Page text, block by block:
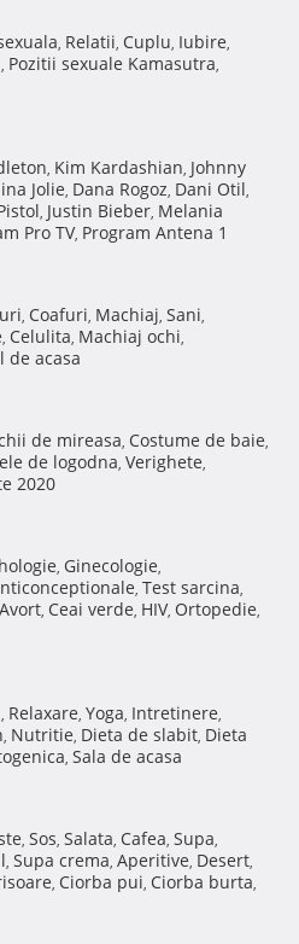
, Relatii, Cuplu, Iubire,
, Pozitii sexuale Kamasutra,
, Kim Kardashian, Johnny
Jolie, Dana Rogoz, Dani Otil,
, Justin Bieber, Melania
Pro TV, Program Antena 1
, Coafuri, Machiaj, Sani,
, Celulita, Machiaj ochi,
de acasa
de mireasa, Costume de baie,
de logodna, Verighete,
2020
, Ginecologie,
, Test sarcina,
Avort, Ceai verde, HIV, Ortopedie,
, Relaxare, Yoga, Intretinere,
, Nutritie, Dieta de slabit, Dieta
, Sala de acasa
, Sos, Salata, Cafea, Supa,
, Supa crema, Aperitive, Desert,
, Ciorba pui, Ciorba burta,